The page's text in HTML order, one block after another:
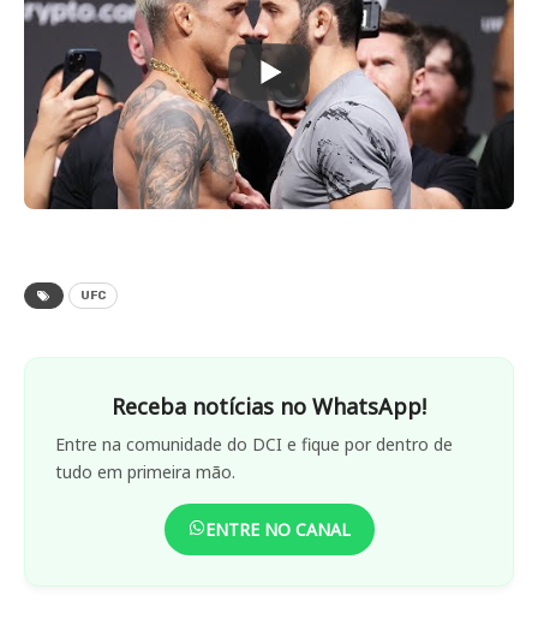
UFC
Receba notícias no WhatsApp!
Entre na comunidade do DCI e fique por dentro de
tudo em primeira mão.
ENTRE NO CANAL